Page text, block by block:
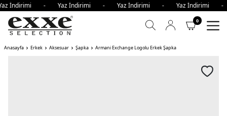
İndirimi - Yaz İndirimi - Yaz İndirimi - Yaz
0
Anasayfa Erkek Aksesuar Şapka Armani Exchange Logolu Erkek Şapka